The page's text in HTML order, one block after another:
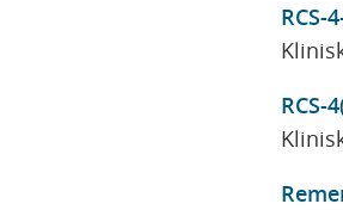
RCS-
RCS-